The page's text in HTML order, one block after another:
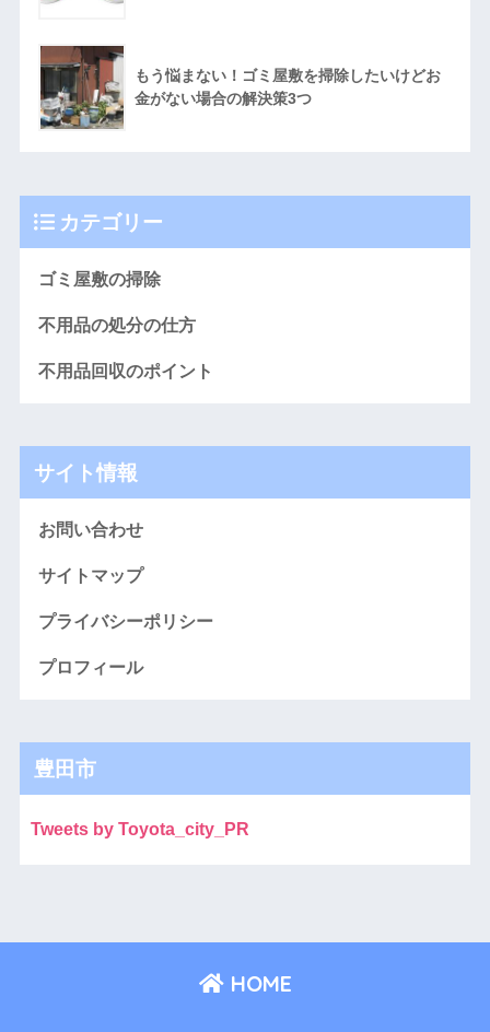
もう悩まない！ゴミ屋敷を掃除したいけどお
金がない場合の解決策3つ
カテゴリー
ゴミ屋敷の掃除
不用品の処分の仕方
不用品回収のポイント
サイト情報
お問い合わせ
サイトマップ
プライバシーポリシー
プロフィール
豊田市
Tweets by Toyota_city_PR
HOME